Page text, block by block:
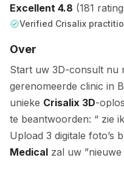
Excellent 4.8 (181
Verified Crisalix
Over
Start uw 3D-consult nu
gerenomeerde clinic in
unieke Crisalix 3D-
te beantwoorden: “ zie
Upload 3 digitale foto’s
Medical zal uw